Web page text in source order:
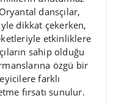
dansçılar,
dikkat çekerken,
etkinliklere
sahip olduğu
özgü bir
farklı
fırsatı sunulur.